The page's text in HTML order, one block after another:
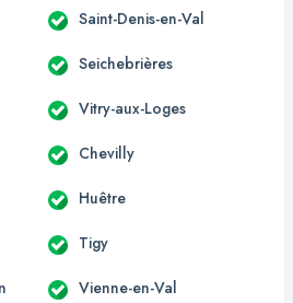
Saint-Denis-en-Val
Seichebrières
Vitry-aux-Loges
Chevilly
Huêtre
Tigy
Vienne-en-Val